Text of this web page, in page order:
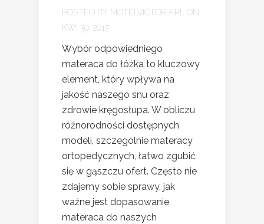
POSTED BY MOTELVICTORIA.PL ON
KWI 30, 2017
Wybór odpowiedniego
materaca do łóżka to kluczowy
element, który wpływa na
jakość naszego snu oraz
zdrowie kręgosłupa. W obliczu
różnorodności dostępnych
modeli, szczególnie materacy
ortopedycznych, łatwo zgubić
się w gąszczu ofert. Często nie
zdajemy sobie sprawy, jak
ważne jest dopasowanie
materaca do naszych